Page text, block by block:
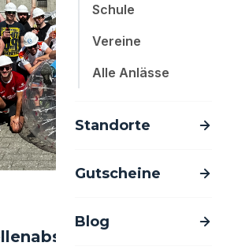
Schule
Vereine
Alle Anlässe
Standorte
Gutscheine
Blog